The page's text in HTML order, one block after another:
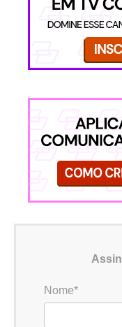
Nome*